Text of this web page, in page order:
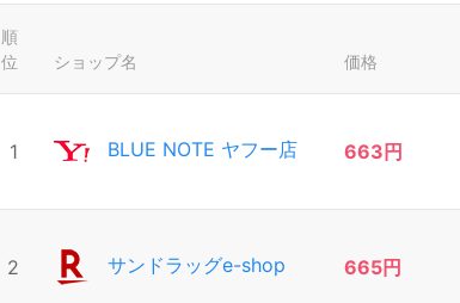
順
位
ショップ名 価格
1 BLUE NOTE ヤフー店 663円
2 サンドラッグe-shop 665円